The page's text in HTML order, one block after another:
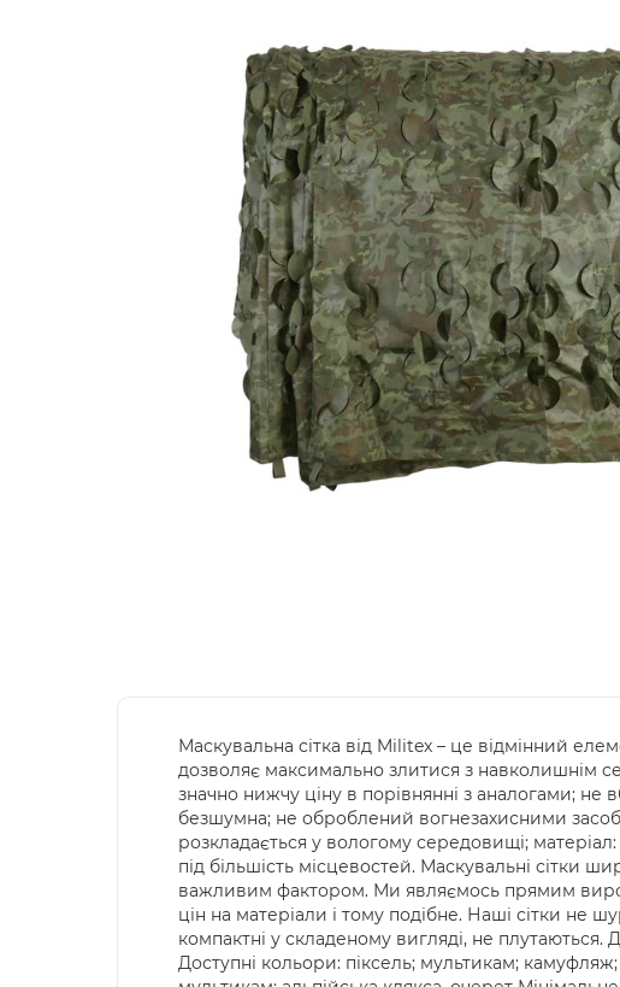
Маскувальна сітка від Militex – це відмінний
дозволяє максимально злитися з навколишнім
значно нижчу ціну в порівнянні з аналогами; не
безшумна; не оброблений вогнезахисними
розкладається у вологому середовищі;
під більшість місцевостей. Маскувальні сітки
важливим фактором. Ми являємось прямим
цін на матеріали і тому подібне. Наші сітки не
компактні у складеному вигляді, не плутаються.
Доступні кольори: піксель; мультикам;